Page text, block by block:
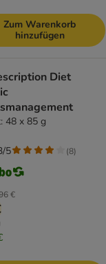
Zum Warenkorb
hinzufügen
Diet
48 x 85 g
€
5 (8)